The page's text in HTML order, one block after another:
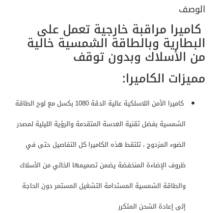
الوصف
كاميرا مراقبة خارجية تعمل على
البطارية وبالطاقة الشمسية خالية
من الأسلاك وبدون توقف
مميزات الكاميرا:
كاميرا الأمن اللاسلكية عالية الدقة 1080 بكسل مع لوح الطاقة
الشمسية بفضل تقنية العدسة المتقدمة والرؤية الليلية لمصدر
الضوء المزدوج ، تلتقط هذه الكاميرا كل التفاصيل حتى في
ظروف الإضاءة المنخفضة يضمن تصميمها الخالي من الأسلاك
والطاقة الشمسية المستدامة التشغيل المستمر دون الحاجة
إلى إعادة الشحن المتكرر